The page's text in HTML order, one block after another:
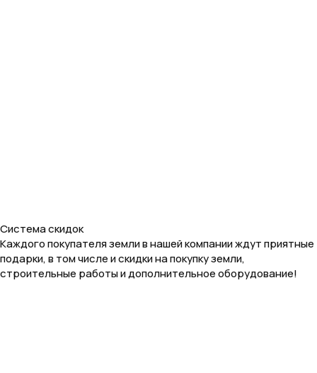
Система скидок
Каждого покупателя земли в нашей компании ждут приятные
подарки, в том числе и скидки на покупку земли,
строительные работы и дополнительное оборудование!